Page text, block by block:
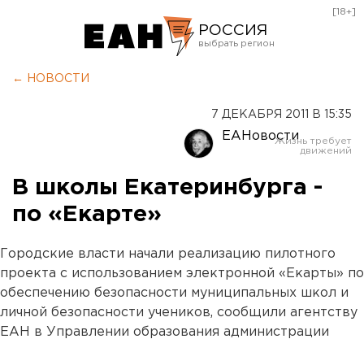
РОССИЯ
Оренбург
[18+]
← НОВОСТИ
7 ДЕКАБРЯ 2011 В 15:35
ЕАНовости
В школы Екатеринбурга -
по «Екарте»
Городские власти начали реализацию пилотного
проекта с использованием электронной «Екарты» по
обеспечению безопасности муниципальных школ и
личной безопасности учеников, сообщили агентству
ЕАН в Управлении образования администрации